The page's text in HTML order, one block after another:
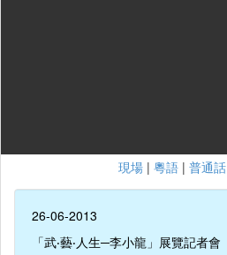
現場 | 粵語 | 普通話
26-06-2013
「武‧藝‧人生─李小龍」展覽記者會